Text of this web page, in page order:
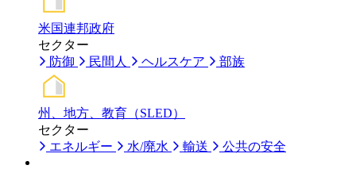
米国連邦政府
セクター
防御
民間人 ヘルスケア 部族
州、地方、教育（SLED）
セクター
エネルギー
水/廃水 輸送 公共の安全